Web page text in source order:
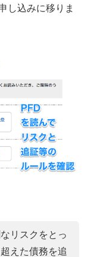
し込みに移りま
リスクをとっ
えた債務を追